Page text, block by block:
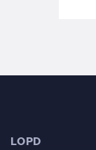
LOPD